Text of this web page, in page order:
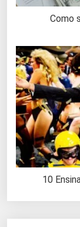
Como
10